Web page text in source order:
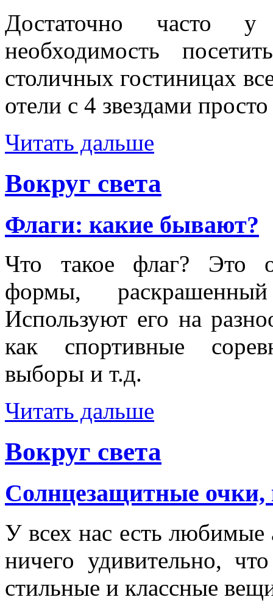
Достаточно часто
необходимость
столичных гостиницах
отели с 4 звездами
Читать дальше
Вокруг света
Флаги: какие бывают?
Что такое флаг? Это
формы,
Используют его на
как спортивные
выборы и т.д.
Читать дальше
Вокруг света
Солнцезащитные очки,
У всех нас есть
ничего удивительно,
стильные и классные